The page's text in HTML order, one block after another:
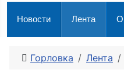
Новости Лента
Горловка Лента